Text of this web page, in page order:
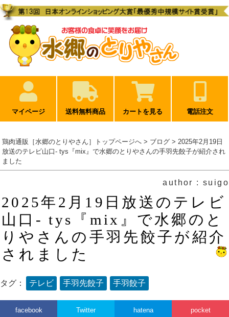
マイページ 送料無料商品 カートを見る 電話注文
鶏肉通販［水郷のとりやさん］トップページへ > ブログ > 2025年2月19日
放送のテレビ山口- tys『mix』で水郷のとりやさんの手羽先餃子が紹介され
ました
author : suigo
2025年2月19日放送のテレビ
山口- tys『mix』で水郷のと
りやさんの手羽先餃子が紹介
されました
タグ： テレビ 手羽先餃子 手羽餃子
facebook Twitter hatena pocket